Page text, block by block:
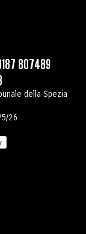
807489
della Spezia
26